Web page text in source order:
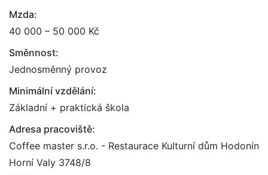
Mzda:
40 000 – 50 000 Kč
Směnnost:
Jednosměnný provoz
Minimální vzdělání:
Základní + praktická škola
Adresa pracoviště:
Coffee master s.r.o. - Restaurace Kulturní dům Hodonín
Horní Valy 3748/8